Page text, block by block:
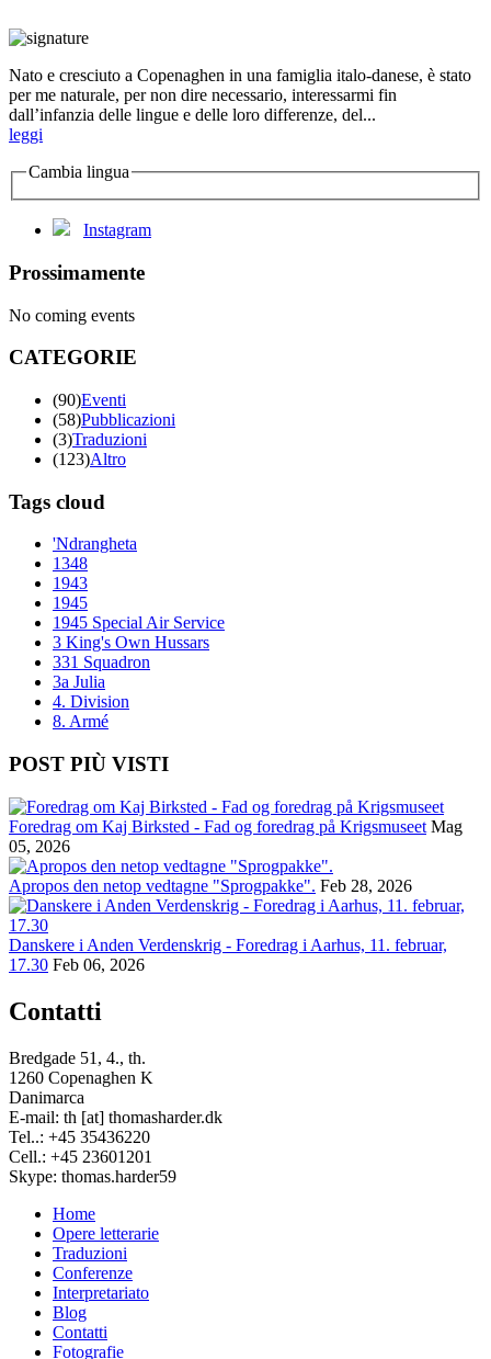
Nato e cresciuto a Copenaghen in una famiglia italo-danese, è stato
per me naturale, per non dire necessario, interessarmi fin
dall’infanzia delle lingue e delle loro differenze, del...
leggi
Cambia lingua
Instagram
Prossimamente
No coming events
CATEGORIE
(90)Eventi
(58)Pubblicazioni
(3)Traduzioni
(123)Altro
Tags cloud
'Ndrangheta
1348
1943
1945
1945 Special Air Service
3 King's Own Hussars
331 Squadron
3a Julia
4. Division
8. Armé
POST PIÙ VISTI
Foredrag om Kaj Birksted - Fad og foredrag på Krigsmuseet Mag
05, 2026
Apropos den netop vedtagne "Sprogpakke". Feb 28, 2026
Danskere i Anden Verdenskrig - Foredrag i Aarhus, 11. februar,
17.30 Feb 06, 2026
Contatti
Bredgade 51, 4., th.
1260 Copenaghen K
Danimarca
E-mail: th [at] thomasharder.dk
Tel..: +45 35436220
Cell.: +45 23601201
Skype: thomas.harder59
Footer
menu
Home
Opere letterarie
Traduzioni
Conferenze
Interpretariato
Blog
Contatti
Fotografie